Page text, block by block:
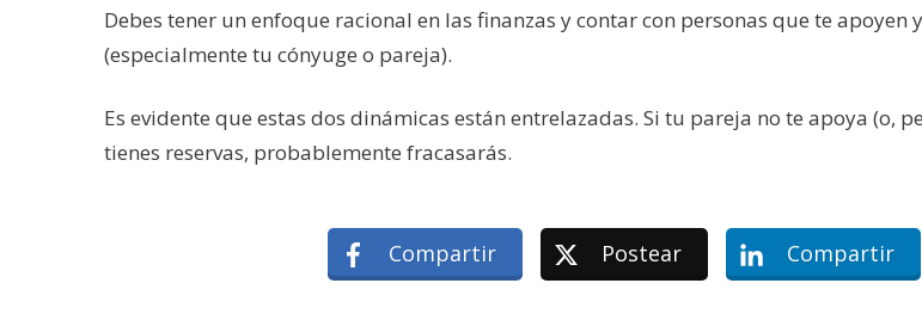
Debes tener un enfoque racional en las finanzas y contar con personas que te apoyen
(especialmente tu cónyuge o pareja).
Es evidente que estas dos dinámicas están entrelazadas. Si tu pareja no te apoya (o,
tienes reservas, probablemente fracasarás.
Compartir Postear Compartir